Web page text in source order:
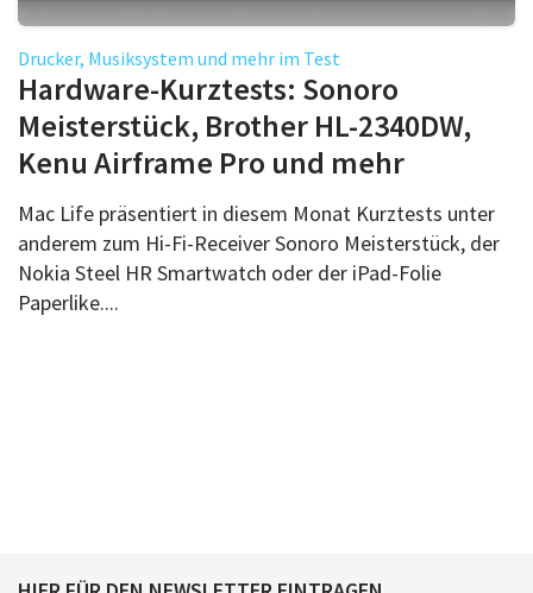
Magazine
Über uns
Podcast
Mac Life+
Anmelden
Drucker, Musiksystem und mehr im Test
Hardware-Kurztests: Sonoro
Meisterstück, Brother HL-2340DW,
Kenu Airframe Pro und mehr
Mac Life präsentiert in diesem Monat Kurztests unter
anderem zum Hi-Fi-Receiver Sonoro Meisterstück, der
Nokia Steel HR Smartwatch oder der iPad-Folie
Paperlike....